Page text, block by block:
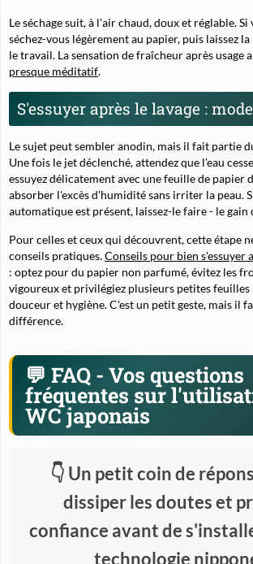
Le séchage suit, à l'air chaud, doux et réglable. Si
séchez-vous légèrement au papier, puis laissez
le travail. La sensation de fraîcheur après usage
presque méditatif.
S'essuyer après le lavage :
Le sujet peut sembler anodin, mais il fait partie
Une fois le jet déclenché, attendez que l'eau
essuyez délicatement avec une feuille de papier
absorber l'excès d'humidité sans irriter la peau.
automatique est présent, laissez-le faire - le
Pour celles et ceux qui découvrent, cette étape
conseils pratiques.Conseils pour bien s'essuyer
: optez pour du papier non parfumé, évitez les
vigoureux et privilégiez plusieurs petites
douceur et hygiène. C'est un petit geste, mais il
différence.
FAQ - Vos questions
fréquentes sur
WC japonais
Un petit coin de
dissiper les doutes et
confiance avant de
technologie